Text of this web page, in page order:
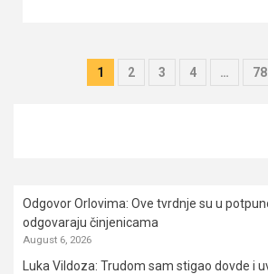
Posts
1 2 3 4 … 78
Odgovor Orlovima: ​Ove tvrdnje su u
odgovaraju činjenicama
August 6, 2026
Luka Vildoza: Trudom sam stigao dovde i